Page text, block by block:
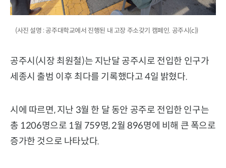
(사진 설명 : 공주대학교에서 진행된 내 고장 주소갖기 캠페인. 공주시(c))
공주시(시장 최원철)는 지난달 공주시로 전입한 인구가
세종시 출범 이후 최다를 기록했다고 4일 밝혔다.
시에 따르면, 지난 3월 한 달 동안 공주로 전입한 인구는
총 1206명으로 1월 759명, 2월 896명에 비해 큰 폭으로
증가한 것으로 나타났다.